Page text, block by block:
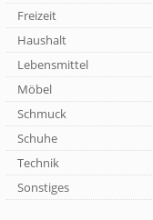
Freizeit
Haushalt
Lebensmittel
Möbel
Schmuck
Schuhe
Technik
Sonstiges